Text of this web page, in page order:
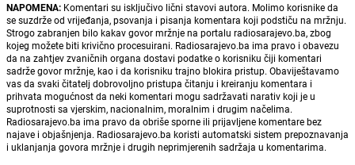
NAPOMENA: Komentari su isključivo lični stavovi autora. Molimo korisnike da
se suzdrže od vrijeđanja, psovanja i pisanja komentara koji podstiču na mržnju.
Strogo zabranjen bilo kakav govor mržnje na portalu radiosarajevo.ba, zbog
kojeg možete biti krivično procesuirani. Radiosarajevo.ba ima pravo i obavezu
da na zahtjev zvaničnih organa dostavi podatke o korisniku čiji komentari
sadrže govor mržnje, kao i da korisniku trajno blokira pristup. Obaviještavamo
vas da svaki čitatelj dobrovoljno pristupa čitanju i kreiranju komentara i
prihvata mogućnost da neki komentari mogu sadržavati narativ koji je u
suprotnosti sa vjerskim, nacionalnim, moralnim i drugim načelima.
Radiosarajevo.ba ima pravo da obriše sporne ili prijavljene komentare bez
najave i objašnjenja. Radiosarajevo.ba koristi automatski sistem prepoznavanja
i uklanjanja govora mržnje i drugih neprimjerenih sadržaja u komentarima.